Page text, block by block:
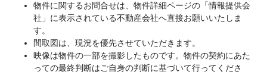
物件に関するお問合せは、物件詳細ページの「情報提供会
社」に表示されている不動産会社へ直接お願いいたしま
す。
間取図は、現況を優先させていただきます。
映像は物件の一部を撮影したものです。物件の契約にあた
っての最終判断はご自身の判断に基づいて行ってくださ